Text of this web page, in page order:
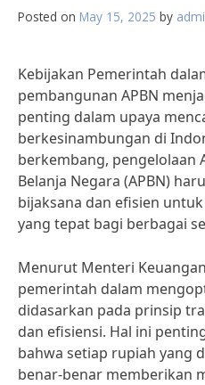
Posted on May 15, 2025 by
Kebijakan Pemerintah
pembangunan APBN
penting dalam upaya
berkesinambungan di
berkembang, pengelolaan
Belanja Negara (APBN)
bijaksana dan efisien
yang tepat bagi berbagai
Menurut Menteri
pemerintah dalam
didasarkan pada prinsip
dan efisiensi. Hal ini
bahwa setiap rupiah yang
benar-benar memberikan